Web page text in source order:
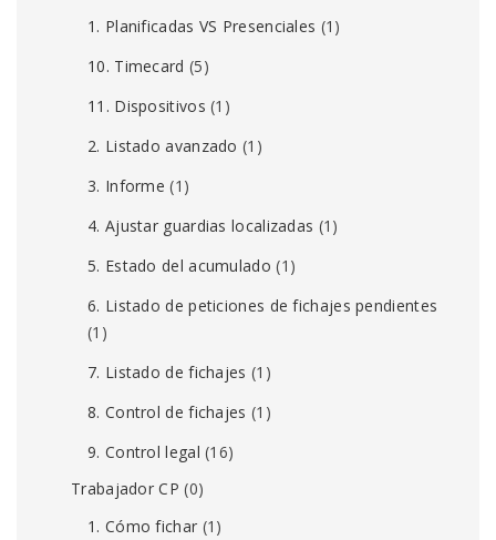
1. Planificadas VS Presenciales (1)
10. Timecard (5)
11. Dispositivos (1)
2. Listado avanzado (1)
3. Informe (1)
4. Ajustar guardias localizadas (1)
5. Estado del acumulado (1)
6. Listado de peticiones de fichajes pendientes
(1)
7. Listado de fichajes (1)
8. Control de fichajes (1)
9. Control legal (16)
Trabajador CP (0)
1. Cómo fichar (1)